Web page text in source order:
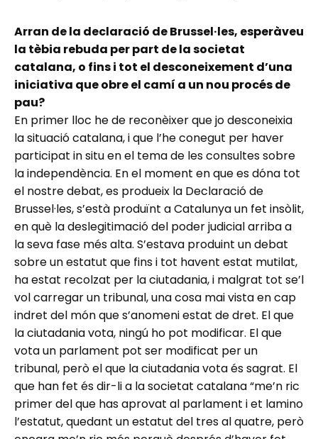
Arran de la declaració de Brussel·les, esperàveu
la tèbia rebuda per part de la societat
catalana, o fins i tot el desconeixement d’una
iniciativa que obre el camí a un nou procés de
pau?
En primer lloc he de reconèixer que jo desconeixia
la situació catalana, i que l’he conegut per haver
participat in situ en el tema de les consultes sobre
la independència. En el moment en que es dóna tot
el nostre debat, es produeix la Declaració de
Brussel·les, s’està produïnt a Catalunya un fet insòlit,
en què la deslegitimació del poder judicial arriba a
la seva fase més alta. S’estava produint un debat
sobre un estatut que fins i tot havent estat mutilat,
ha estat recolzat per la ciutadania, i malgrat tot se’l
vol carregar un tribunal, una cosa mai vista en cap
indret del món que s’anomeni estat de dret. El que
la ciutadania vota, ningú ho pot modificar. El que
vota un parlament pot ser modificat per un
tribunal, però el que la ciutadania vota és sagrat. El
que han fet és dir-li a la societat catalana “me’n ric
primer del que has aprovat al parlament i et lamino
l’estatut, quedant un estatut del tres al quatre, però